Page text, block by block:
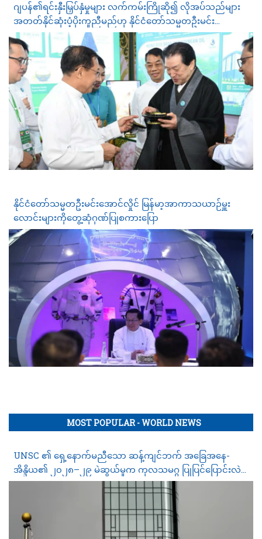
ဂျပန်၏ရင်းနှီးမြှပ်နှံမှုများ လက်ကမ်းကြိုဆို၍ လိုအပ်သည်များ
အတတ်နိုင်ဆုံးပံ့ပိုးကူညီမည်ဟု နိုင်ငံတော်သမ္မတဦးမင်း
အောင်လှိုင်က ဂျပန်လုပ်ငန်းရှင်များကိုပြောကြား
နိုင်ငံတော်သမ္မတဦးမင်းအောင်လှိုင် မြန်မာ့အာကာသယာဉ်မှူး
လောင်းများကိုတွေ့ဆုံဂုဏ်ပြုစကားပြော
MOST POPULAR - WORLD NEWS
UNSC ၏ ရှေ့နောက်မညီသော ဆန့်ကျင်ဘက် အခြေအနေ-
အိန္ဒိယ၏ ၂၀၂၈–၂၉ မဲဆွယ်မှုက ကုလသမဂ္ဂ ပြုပြင်ပြောင်းလဲ
ရေး တုံ့ဆိုင်းနေမှုကို မည်သို့ ဖော်ပြနေသနည်း